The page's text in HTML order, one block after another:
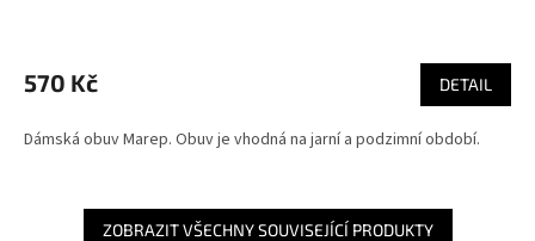
570 Kč DETAIL
Dámská obuv Marep. Obuv je vhodná na jarní a podzimní období.
ZOBRAZIT VŠECHNY SOUVISEJÍCÍ PRODUKTY